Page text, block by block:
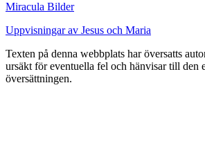
Miracula Bilder
Uppvisningar av Jesus och Maria
Texten på denna webbplats har översatts
ursäkt för eventuella fel och hänvisar till den
översättningen.